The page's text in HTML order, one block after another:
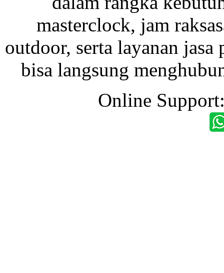
masterclock, jam
outdoor, serta layanan
bisa langsung
Online